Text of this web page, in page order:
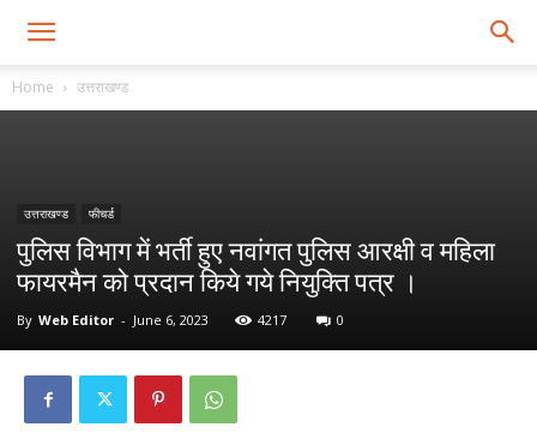
Home उत्तराखण्ड
उत्तराखण्ड फीचर्ड
पुलिस विभाग में भर्ती हुए नवांगत पुलिस आरक्षी व महिला
फायरमैन को प्रदान किये गये नियुक्ति पत्र ।
By Web Editor - June 6, 2023 4217 0